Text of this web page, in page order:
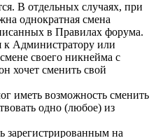
В отдельных случаях, при
однократная смена
в Правилах форума.
к Администратору или
своего никнейма с
хочет сменить свой
иметь возможность сменить
одно (любое) из
зарегистрированным на